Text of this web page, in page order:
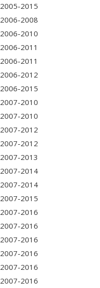
2005-2015
2006-2008
2006-2010
2006-2011
2006-2011
2006-2012
2006-2015
2007-2010
2007-2010
2007-2012
2007-2012
2007-2013
2007-2014
2007-2014
2007-2015
2007-2016
2007-2016
2007-2016
2007-2016
2007-2016
2007-2016